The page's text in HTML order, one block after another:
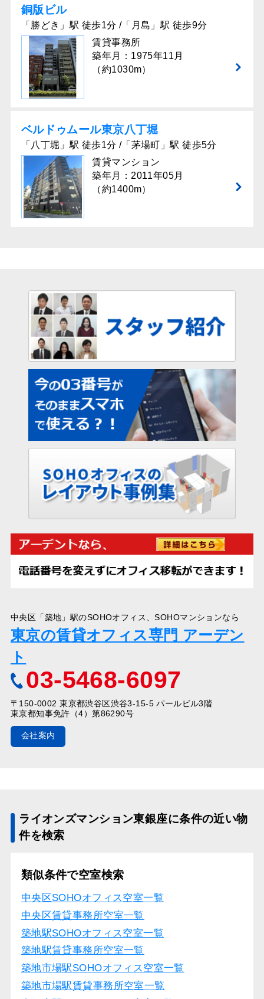
銅版ビル
「勝どき」駅 徒歩1分 /「月島」駅 徒歩9分
賃貸事務所
築年月：1975年11月
（約1030m）
ベルドゥムール東京⼋丁堀
「八丁堀」駅 徒歩1分 /「茅場町」駅 徒歩5分
賃貸マンション
築年月：2011年05月
（約1400m）
中央区「築地」駅のSOHOオフィス、SOHOマンションなら
東京の賃貸オフィス専門 アーデン
ト
03-5468-6097
〒150-0002 東京都渋谷区渋谷3-15-5 パールビル3階
東京都知事免許（4）第86290号
会社案内
ライオンズマンション東銀座に条件の近い物
件を検索
類似条件で空室検索
中央区SOHOオフィス空室一覧
中央区賃貸事務所空室一覧
築地駅SOHOオフィス空室一覧
築地駅賃貸事務所空室一覧
築地市場駅SOHOオフィス空室一覧
築地市場駅賃貸事務所空室一覧